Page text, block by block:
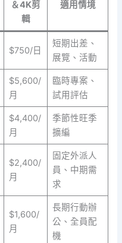
＆4K剪
輯
適用情境
$750/日
短期出差、
展覽、活動
$5,600/
月
臨時專案、
試用評估
$4,400/
月
季節性旺季
擴編
$2,400/
月
固定外派人
員、中期需
求
$1,600/
月
長期行動辦
公、全員配
機